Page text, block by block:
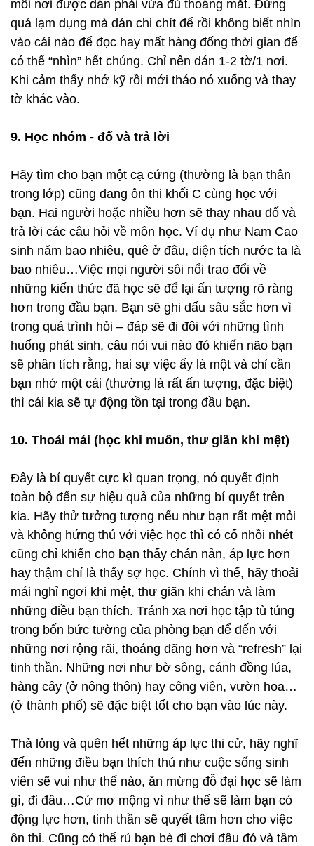
mỗi nơi được dán phải vừa đủ thoáng mắt. Đừng
quá lạm dụng mà dán chi chít để rồi không biết nhìn
vào cái nào để đọc hay mất hàng đống thời gian để
có thể “nhìn” hết chúng. Chỉ nên dán 1-2 tờ/1 nơi.
Khi cảm thấy nhớ kỹ rồi mới tháo nó xuống và thay
tờ khác vào.
9. Học nhóm - đố và trả lời
Hãy tìm cho bạn một cạ cứng (thường là bạn thân
trong lớp) cũng đang ôn thi khối C cùng học với
bạn. Hai người hoặc nhiều hơn sẽ thay nhau đố và
trả lời các câu hỏi về môn học. Ví dụ như Nam Cao
sinh năm bao nhiêu, quê ở đâu, diện tích nước ta là
bao nhiêu…Việc mọi người sôi nổi trao đổi về
những kiến thức đã học sẽ để lại ấn tượng rõ ràng
hơn trong đầu bạn. Bạn sẽ ghi dấu sâu sắc hơn vì
trong quá trình hỏi – đáp sẽ đi đôi với những tình
huống phát sinh, câu nói vui nào đó khiến não bạn
sẽ phân tích rằng, hai sự việc ấy là một và chỉ cần
bạn nhớ một cái (thường là rất ấn tượng, đặc biệt)
thì cái kia sẽ tự động tồn tại trong đầu bạn.
10. Thoải mái (học khi muốn, thư giãn khi mệt)
Đây là bí quyết cực kì quan trọng, nó quyết định
toàn bộ đến sự hiệu quả của những bí quyết trên
kia. Hãy thử tưởng tượng nếu như bạn rất mệt mỏi
và không hứng thú với việc học thì có cố nhồi nhét
cũng chỉ khiến cho bạn thấy chán nản, áp lực hơn
hay thậm chí là thấy sợ học. Chính vì thế, hãy thoải
mái nghỉ ngơi khi mệt, thư giãn khi chán và làm
những điều bạn thích. Tránh xa nơi học tập tù túng
trong bốn bức tường của phòng bạn để đến với
những nơi rộng rãi, thoáng đãng hơn và “refresh” lại
tinh thần. Những nơi như bờ sông, cánh đồng lúa,
hàng cây (ở nông thôn) hay công viên, vườn hoa…
(ở thành phố) sẽ đặc biệt tốt cho bạn vào lúc này.
Thả lỏng và quên hết những áp lực thi cử, hãy nghĩ
đến những điều bạn thích thú như cuộc sống sinh
viên sẽ vui như thế nào, ăn mừng đỗ đại học sẽ làm
gì, đi đâu…Cứ mơ mộng vì như thế sẽ làm bạn có
động lực hơn, tinh thần sẽ quyết tâm hơn cho việc
ôn thi. Cũng có thể rủ bạn bè đi chơi đâu đó và tâm